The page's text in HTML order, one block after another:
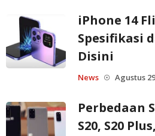
iPhone 14
Spesifikasi
Disini
News ☉ Agustus
Perbedaan
S20, S20